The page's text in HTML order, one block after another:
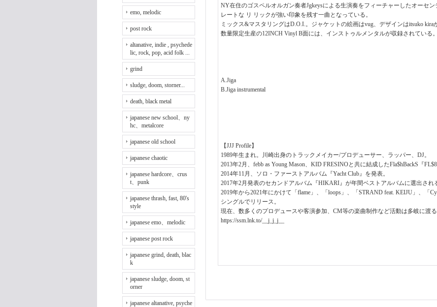
emo, melodic
post rock
altanative, indie , psychede
lic, rock, pop, acid folk ...
grind
sludge, doom, storner...
death, black metal
japanese new school、ny
hc、metalcore
japanese old school
japanese chaotic
japanese hardcore、crus
t、punk
japanese thrash, fast, 80's
style
japanese emo、melodic
japanese post rock
japanese grind, death, blac
k
japanese sludge, doom, st
orner
japanese altanative, psyche
NY在住のゴスペルオルガン奏者Jgkeysによる生演奏をフィーチャーしたオーセ
レートな リ リックが強い印象を残す一曲となっている。
ミックス&マスタリングはD.O.I.。ジャケットの絵画はvug、デザインはitsuko kira
数量限定生産の12INCH Vinyl B面には、インストゥルメンタルが収録されている。
A.Jiga
B.Jiga instrumental
【JJJ Profile】
1989年生まれ。川崎出身のトラックメイカー/プロデューサー、ラッパー、DJ。
2013年2月、febb as Young Mason、KID FRESINOと共に結成したFla$hBackS『
2014年11月、ソロ・ファーストアルバム『Yacht Club』を発表。
2017年2月発表のセカンドアルバム『HIKARI』が年間ベストアルバムに選出され
2019年から2021年にかけて「flame」、「loops」、「STRAND feat. KEIJU」、「
シングルでリリース。
現在、数多くのプロデュースや客演参加、CM等の楽曲制作など活動は多岐に渡る
https://ssm.lnk.to/__j_j_j__